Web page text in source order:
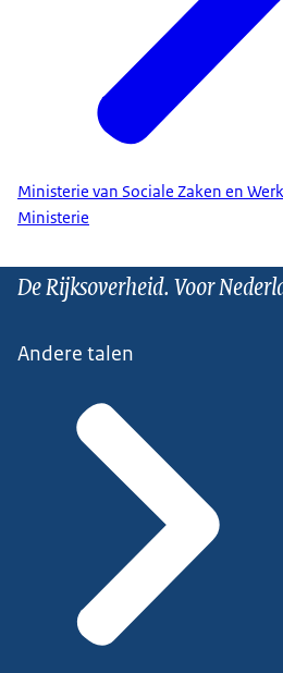
Ministerie van Sociale Zaken en
Ministerie
De Rijksoverheid. Voor
Andere talen